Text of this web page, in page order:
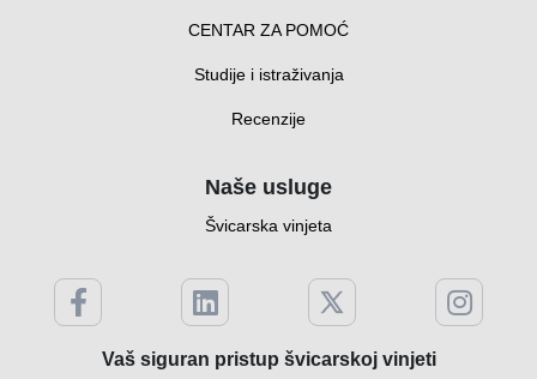
CENTAR ZA POMOĆ
Studije i istraživanja
Recenzije
Naše usluge
Švicarska vinjeta
Vaš siguran pristup švicarskoj vinjeti